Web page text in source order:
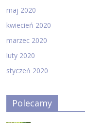
maj 2020
kwiecień 2020
marzec 2020
luty 2020
styczeń 2020
Polecamy